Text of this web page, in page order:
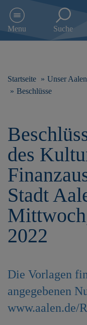
e
Menu Suche
Startseite Unser Aalen
Beschlüsse
des
Stadt
2022
Die Vorlagen
angegebenen
www.aalen.de/